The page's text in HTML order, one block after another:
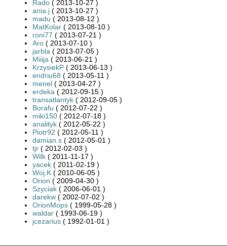
Rado ( 2013-10-27 )
ania.j ( 2013-10-27 )
madu ( 2013-08-12 )
MatKolar ( 2013-08-10 )
roni77 ( 2013-07-21 )
Aro ( 2013-07-10 )
jarbla ( 2013-07-05 )
Miiija ( 2013-06-21 )
KrzysiekP ( 2013-06-13 )
endriu68 ( 2013-05-11 )
menel ( 2013-04-27 )
erdeka ( 2012-09-15 )
transatlantyk ( 2012-09-05 )
Borafu ( 2012-07-22 )
miki150 ( 2012-07-18 )
analityk ( 2012-05-22 )
Piotr92 ( 2012-05-11 )
damian.s ( 2012-05-01 )
tjr ( 2012-02-03 )
Wilk ( 2011-11-17 )
yacek ( 2011-02-19 )
Woj.K ( 2010-06-05 )
Orion ( 2009-04-30 )
Szyciak ( 2006-06-01 )
darekw ( 2002-07-02 )
OrionMops ( 1999-05-28 )
waldar ( 1993-06-19 )
jcezarius ( 1992-01-01 )